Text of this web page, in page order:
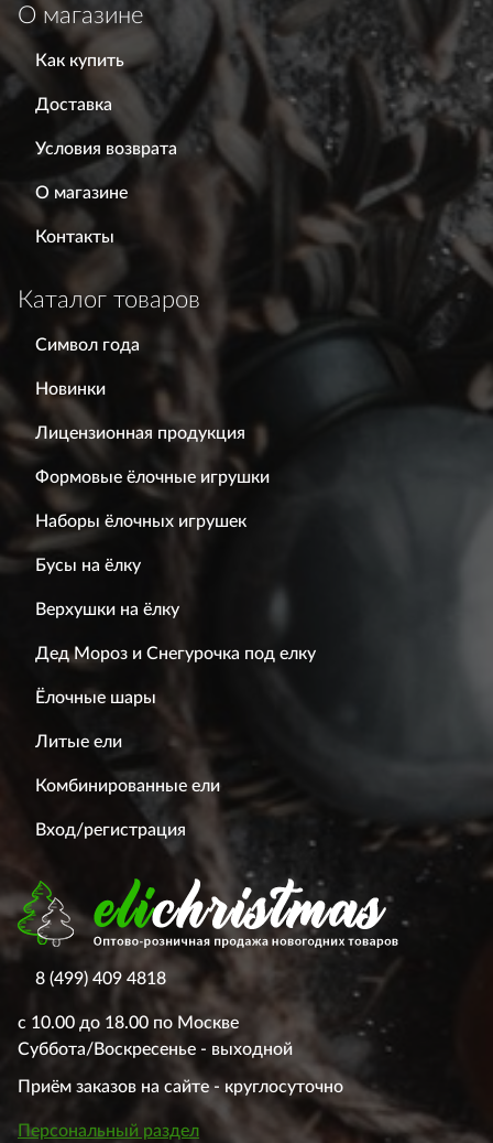
О магазине
Как купить
Доставка
Условия возврата
О магазине
Контакты
Каталог товаров
Символ года
Новинки
Лицензионная продукция
Формовые ёлочные игрушки
Наборы ёлочных игрушек
Бусы на ёлку
Верхушки на ёлку
Дед Мороз и Снегурочка под елку
Ёлочные шары
Литые ели
Комбинированные ели
Вход/регистрация
8 (499) 409 4818
с 10.00 до 18.00 по Москве
Суббота/Воскресенье - выходной
Приём заказов на сайте - круглосуточно
Персональный раздел